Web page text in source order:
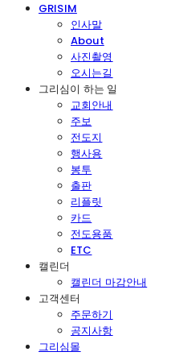
GRISIM
인사말
About
사진촬영
오시는길
그리심이 하는 일
교회안내
주보
전도지
행사용
봉투
출판
리플릿
카드
전도용품
ETC
캘린더
캘린더 마감안내
고객센터
주문하기
공지사항
그리심몰